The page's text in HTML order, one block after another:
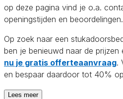
op deze pagina vind je o.a.
openingstijden en beoordelingen.
Op zoek naar een
ben je benieuwd naar de prijzen
nu je gratis offerteaanvraag.
en bespaar daardoor tot 40%
Lees meer